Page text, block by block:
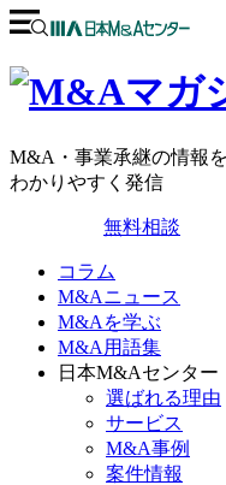
M&A・事業承継の情報を
わかりやすく発信
無料相談
コラム
M&Aニュース
M&Aを学ぶ
M&A用語集
日本M&Aセンター
選ばれる理由
サービス
M&A事例
案件情報